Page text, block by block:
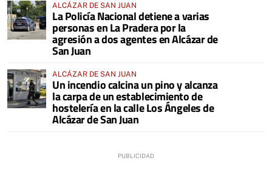
ALCÁZAR DE SAN JUAN
La Policía Nacional detiene a varias
personas en La Pradera por la
agresión a dos agentes en Alcázar de
San Juan
ALCÁZAR DE SAN JUAN
Un incendio calcina un pino y alcanza
la carpa de un establecimiento de
hostelería en la calle Los Ángeles de
Alcázar de San Juan